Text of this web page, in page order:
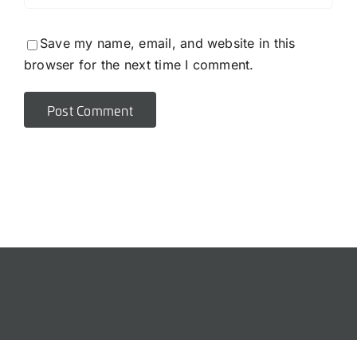
Save my name, email, and website in this
browser for the next time I comment.